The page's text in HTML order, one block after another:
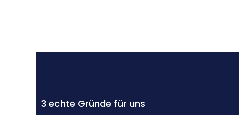
3 echte Gründe für uns